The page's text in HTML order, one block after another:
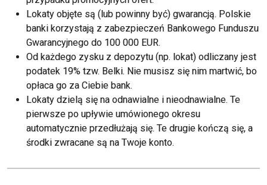
Lokaty objęte są (lub powinny być) gwarancją. Polskie
banki korzystają z zabezpieczeń Bankowego Funduszu
Gwarancyjnego do 100 000 EUR.
Od każdego zysku z depozytu (np. lokat) odliczany jest
podatek 19% tzw. Belki. Nie musisz się nim martwić, bo
opłaca go za Ciebie bank.
Lokaty dzielą się na odnawialne i nieodnawialne. Te
pierwsze po upływie umówionego okresu
automatycznie przedłużają się. Te drugie kończą się, a
środki zwracane są na Twoje konto.